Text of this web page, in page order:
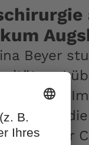
Beyer
zu
für
erfolgte die
für